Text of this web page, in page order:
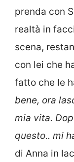
prenda con
realtà in
scena,
con lei che
fatto che le
bene, ora
mia vita.
questo.. mi
di Anna in